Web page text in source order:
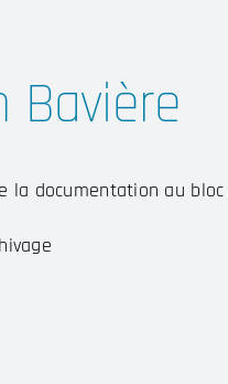
Bavière
la documentation au